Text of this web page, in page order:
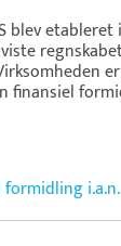
blev
finansiel
i.a.n.